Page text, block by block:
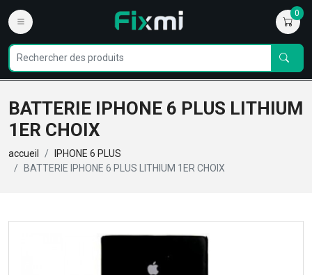
0
BATTERIE IPHONE 6 PLUS LITHIUM
1ER CHOIX
accueil
IPHONE 6 PLUS
BATTERIE IPHONE 6 PLUS LITHIUM 1ER CHOIX